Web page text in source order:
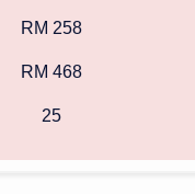
RM 258
RM 468
25